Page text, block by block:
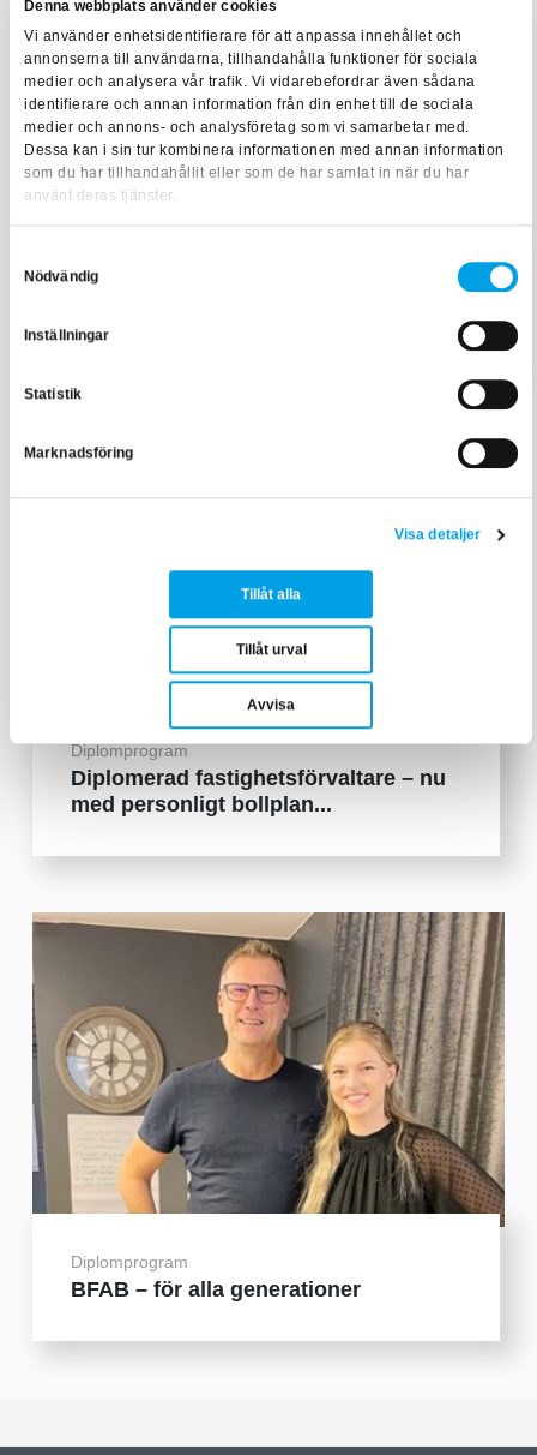
Denna webbplats använder cookies
Vi använder enhetsidentifierare för att anpassa innehållet och
annonserna till användarna, tillhandahålla funktioner för sociala
medier och analysera vår trafik. Vi vidarebefordrar även sådana
identifierare och annan information från din enhet till de sociala
medier och annons- och analysföretag som vi samarbetar med.
Dessa kan i sin tur kombinera informationen med annan information
som du har tillhandahållit eller som de har samlat in när du har
använt deras tjänster.
Nödvändig
Inställningar
Statistik
Marknadsföring
Visa detaljer
Tillåt alla
Tillåt urval
Avvisa
Ny diplomstandard utlovar
Diplomprogram
Diplomerad fastighetsförvaltare – nu
med personligt bollplan...
Diplomprogram
BFAB – för alla generationer